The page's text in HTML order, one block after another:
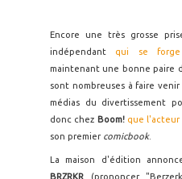
Encore une très grosse
indépendant qui se
maintenant une bonne paire
sont nombreuses à faire
médias du divertissement
donc chez Boom! que l'acteur
son premier comicbook.
La maison d'édition
BRZRKR
(prononcer